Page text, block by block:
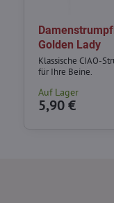
Golden Lady
Klassische CIAO-
für Ihre Beine.
Auf Lager
5,90 €